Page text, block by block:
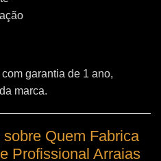
garantia de 1 ano,
marca.
Quem Fabrica
Profissional Arraias